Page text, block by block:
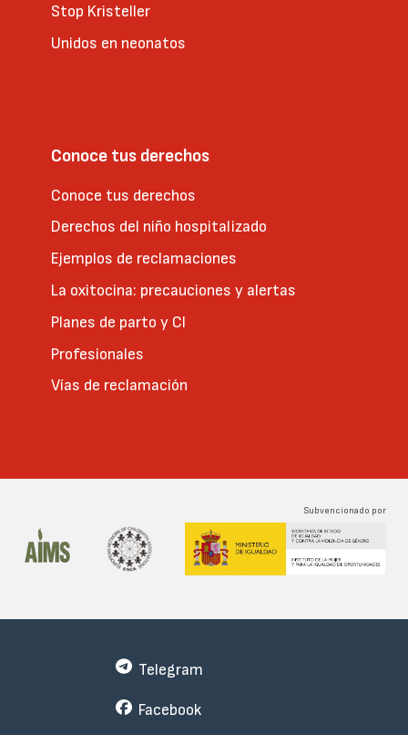
Stop Kristeller
Unidos en neonatos
Conoce tus derechos
Conoce tus derechos
Derechos del niño hospitalizado
Ejemplos de reclamaciones
La oxitocina: precauciones y alertas
Planes de parto y CI
Profesionales
Vías de reclamación
Subvencionado por
Telegram
Facebook